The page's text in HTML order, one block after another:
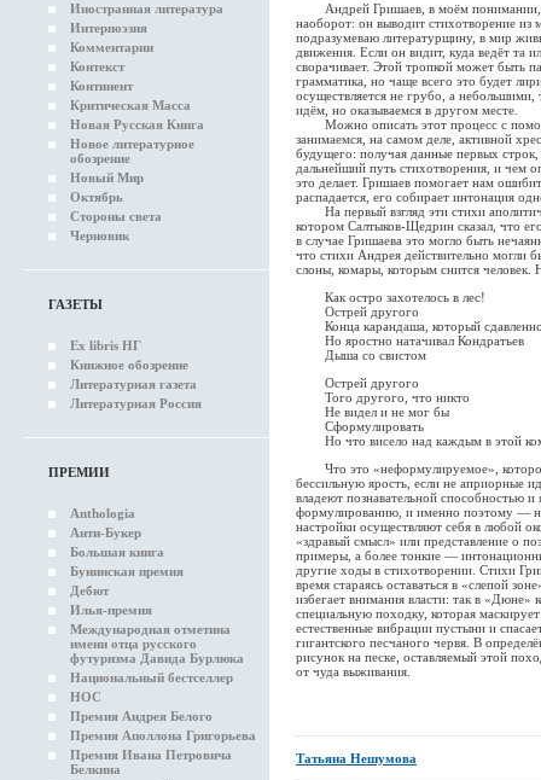
Иностранная литература
Интерпоэзия
Комментарии
Контекст
Континент
Критическая Масса
Новая Русская Книга
Новое литературное
обозрение
Новый Мир
Октябрь
Стороны света
Черновик
ГАЗЕТЫ
Ex libris НГ
Книжное обозрение
Литературная газета
Литературная Россия
ПРЕМИИ
Anthologia
Анти-Букер
Большая книга
Бунинская премия
Дебют
Илья-премия
Международная отметина
имени отца русского
футуризма Давида Бурлюка
Национальный бестселлер
НОС
Премия Андрея Белого
Премия Аполлона Григорьева
Премия Ивана Петровича
Белкина
Андрей Гришаев, в моём понимании,
наоборот: он выводит стихотворение
подразумеваю литературщину, в мир
движения. Если он видит, куда ведёт та
сворачивает. Этой тропкой может быть
грамматика, но чаще всего это будет
осуществляется не грубо, а
идём, но оказываемся в другом месте.
Можно описать этот процесс с
занимаемся, на самом деле, активной
будущего: получая данные первых
дальнейший путь стихотворения, и чем
это делает. Гришаев помогает нам
распадается, его собирает интонация
На первый взгляд эти стихи
котором Салтыков-Щедрин сказал, что
в случае Гришаева это могло быть
что стихи Андрея действительно могли
слоны, комары, которым снится человек.
Как остро захотелось в лес!
Острей другого
Конца карандаша, который
Но яростно натачивал Кондратьев
Дыша со свистом
Острей другого
Того другого, что никто
Не видел и не мог бы
Сформулировать
Но что висело над каждым в этой
Что это «неформулируемое», которое
бессильную ярость, если не априорные
владеют познавательной способностью
формулированию, и именно поэтому —
настройки осуществляют себя в любой
«здравый смысл» или представление о
примеры, а более тонкие —
другие ходы в стихотворении. Стихи
время стараясь оставаться в «слепой
избегает внимания власти: так в
специальную походку, которая
естественные вибрации пустыни и
гигантского песчаного червя. В
рисунок на песке, оставляемый этой
от чуда выживания.
Татьяна Нешумова